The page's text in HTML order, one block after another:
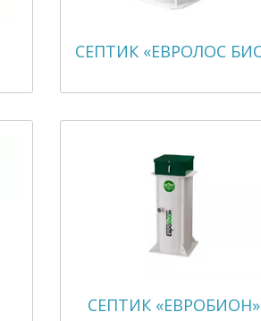
СЕПТИК «ЕВРОЛОС
СЕПТИК «ЕВРОБИОН»